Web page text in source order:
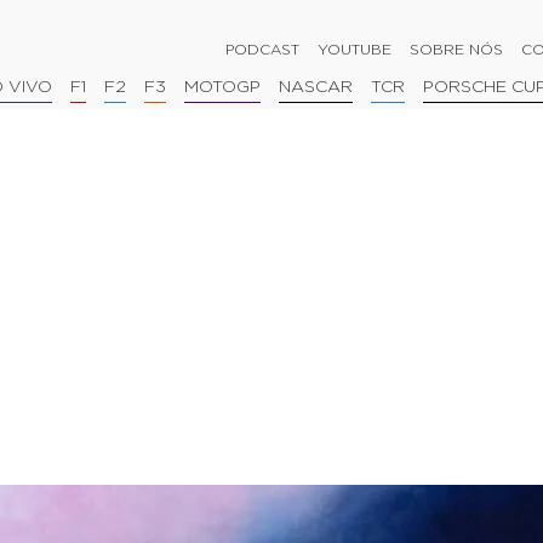
PODCAST YOUTUBE SOBRE NÓS
VIVO F1 F2 F3 MOTOGP NASCAR TCR PORSCHE